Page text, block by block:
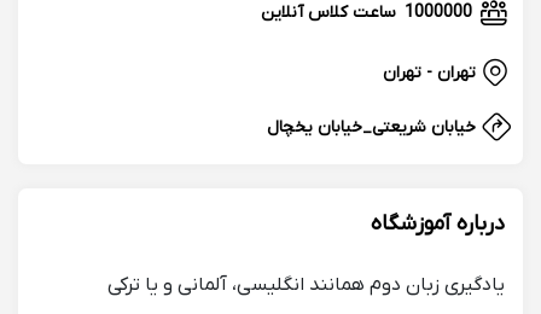
1000000 ساعت کلاس آنلاین
تهران - تهران
خیابان شریعتی_خیابان یخچال
درباره آموزشگاه
یادگیری زبان دوم همانند انگلیسی، آلمانی و یا ترکی